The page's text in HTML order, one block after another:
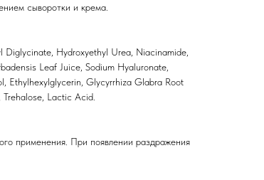
сыворотки и крема.
Hydroxyethyl Urea, Niacinamide,
Leaf Juice, Sodium Hyaluronate,
Ethylhexylglycerin, Glycyrrhiza Glabra Root
Lactic Acid.
применения. При появлении раздражения